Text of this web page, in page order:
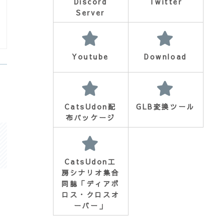
Server
Youtube Download
CatsUdon配
布パッケージ
GLB変換ツール
CatsUdon工
房シナリオ集合
同誌「ディアボ
ロス・クロスオ
ーバー」